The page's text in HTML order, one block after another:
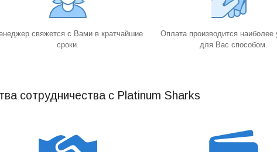
свяжется с Вами в кратчайшие
сроки.
Оплата производится
для Вас способом.
сотрудничества с Platinum Sharks